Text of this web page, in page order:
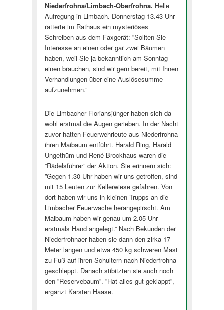
Niederfrohna/Limbach-Oberfrohna. Helle
Aufregung in Limbach. Donnerstag 13.43 Uhr
ratterte im Rathaus ein mysteriöses
Schreiben aus dem Faxgerät: ”Sollten Sie
Interesse an einen oder gar zwei Bäumen
haben, weil Sie ja bekanntlich am Sonntag
einen brauchen, sind wir gern bereit, mit Ihnen
Verhandlungen über eine Auslösesumme
aufzunehmen.”
Die Limbacher Floriansjünger haben sich da
wohl erstmal die Augen gerieben. In der Nacht
zuvor hatten Feuerwehrleute aus Niederfrohna
ihren Maibaum entführt. Harald Ring, Harald
Ungethüm und René Brockhaus waren die
”Rädelsführer” der Aktion. Sie erinnern sich:
”Gegen 1.30 Uhr haben wir uns getroffen, sind
mit 15 Leuten zur Kellerwiese gefahren. Von
dort haben wir uns in kleinen Trupps an die
Limbacher Feuerwache herangepirscht. Am
Maibaum haben wir genau um 2.05 Uhr
erstmals Hand angelegt.” Nach Bekunden der
Niederfrohnaer haben sie dann den zirka 17
Meter langen und etwa 450 kg schweren Mast
zu Fuß auf ihren Schultern nach Niederfrohna
geschleppt. Danach stibitzten sie auch noch
den ”Reservebaum”. ”Hat alles gut geklappt”,
ergänzt Karsten Haase.